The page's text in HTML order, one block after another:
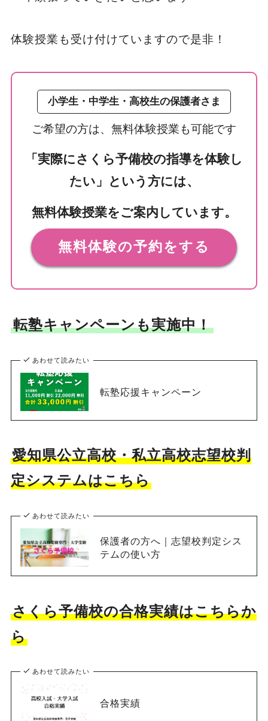
体験授業も受け付けていますので是非！
小学生・中学生・高校生の保護者さま
ご希望の方は、無料体験授業も可能です
「実際にさくら予備校の指導を体験し
たい」という方には、
無料体験授業をご案内しています。
無料体験の予約をする
転塾キャンペーンも実施中！
あわせて読みたい
転塾応援キャンペーン
愛知県公立高校・私立高校志望校判
定システムはこちら
あわせて読みたい
保護者の方へ｜志望校判定シス
テムの使い方
さくら予備校の合格実績はこちらか
ら
あわせて読みたい
合格実績